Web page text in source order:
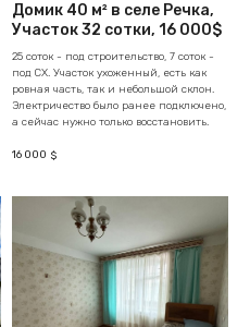
Домик 40 м² в селе Речка,
Участок 32 сотки, 16 000$
25 соток - под строительство, 7 соток -
под СХ. Участок ухоженный, есть как
ровная часть, так и небольшой склон.
Электричество было ранее подключено,
а сейчас нужно только восстановить.
16 000 $